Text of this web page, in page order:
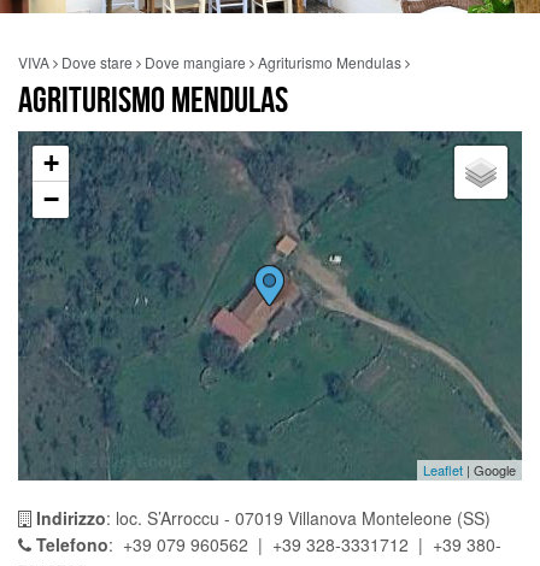
VIVA Dove stare Dove mangiare Agriturismo Mendulas
AGRITURISMO MENDULAS
+
−
Leaflet | Google
Indirizzo: loc. S’Arroccu - 07019 Villanova Monteleone (SS)
Telefono: +39 079 960562 | +39 328-3331712 | +39 380-